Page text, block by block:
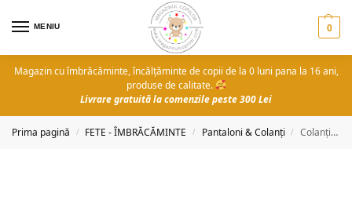
MENIU 0
Magazin cu îmbrăcăminte, încălțăminte de copii de la 0 luni pana la 16 ani,
produse de calitate.
Livrare gratuită la comenzile peste 300 Lei
Prima pagină / FETE - ÎMBRĂCĂMINTE / Pantaloni & Colanți / Colanți piele bej